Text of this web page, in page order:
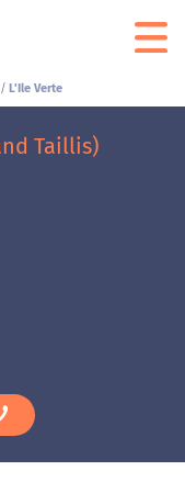
L'Ile Verte
Taillis)